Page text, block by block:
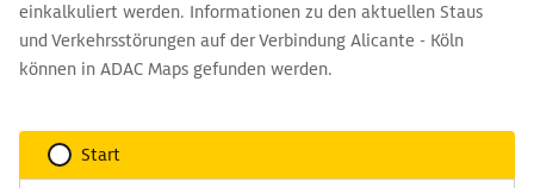
einkalkuliert werden. Informationen zu den aktuellen Staus
und Verkehrsstörungen auf der Verbindung Alicante - Köln
können in ADAC Maps gefunden werden.
Start